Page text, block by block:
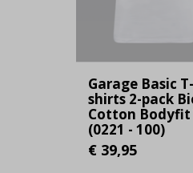
Garage Basic T-
shirts 2-pack
Cotton Bodyfit
(0221 - 100)
€ 39,95